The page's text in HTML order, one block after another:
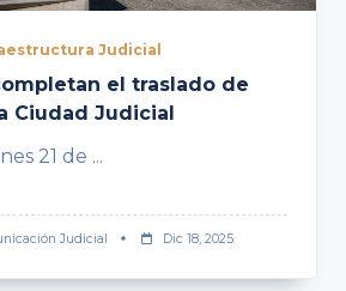
Judicial
el traslado de
Ciudad Judicial
21 de ...
Judicial Dic 18, 2025